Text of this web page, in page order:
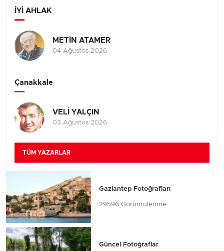
İYİ AHLAK
METİN ATAMER
04 Ağustos 2026
Çanakkale
VELİ YALÇIN
03 Ağustos 2026
TÜM YAZARLAR
Gaziantep Fotoğrafları
29596 Görüntülenme
Güncel Fotoğraflar